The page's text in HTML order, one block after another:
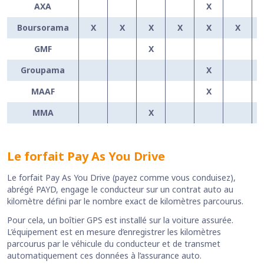
AXA
X
Boursorama
X X X X X
X
GMF
X
Groupama
X
MAAF
X
MMA
X
Le forfait Pay As You Drive
Le forfait Pay As You Drive (payez comme vous conduisez),
abrégé PAYD, engage le conducteur sur un contrat auto au
kilomètre défini par le nombre exact de kilomètres parcourus.
Pour cela, un boîtier GPS est installé sur la voiture assurée.
L’équipement est en mesure d’enregistrer les kilomètres
parcourus par le véhicule du conducteur et de transmet
automatiquement ces données à l’assurance auto.